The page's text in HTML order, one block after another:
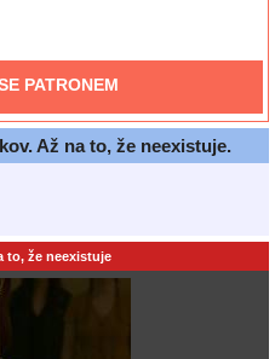
PATRONEM
Až na to, že neexistuje.
to, že neexistuje